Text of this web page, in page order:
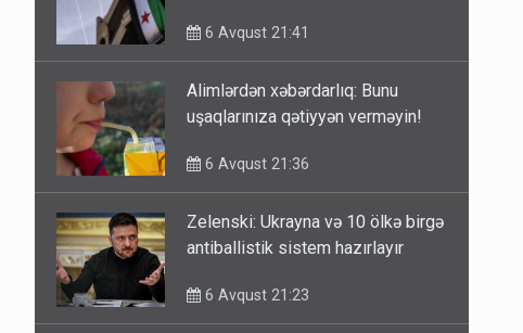
6 Avqust 21:41
Alimlərdən xəbərdarlıq: Bunu
uşaqlarınıza qətiyyən verməyin!
6 Avqust 21:36
Zelenski: Ukrayna və 10 ölkə birgə
antiballistik sistem hazırlayır
6 Avqust 21:23